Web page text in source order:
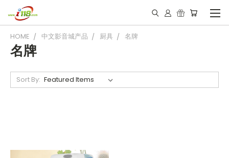
HOME 中文影音城产品 厨具 名牌
名牌
Sort By: